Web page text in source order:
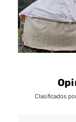
Clasificados